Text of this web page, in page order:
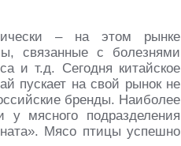
– на этом рынке
связанные с болезнями
и т.д. Сегодня китайское
пускает на свой рынок не
бренды. Наиболее
мясного подразделения
Мясо птицы успешно